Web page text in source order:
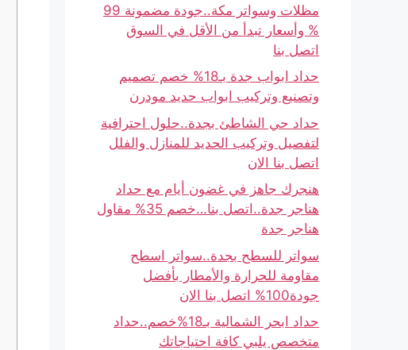
مظلات وسواتر مكة..جودة مضمونة 99
% وأسعار تبدأ من الأقل في السوق
اتصل بنا
حداد ابواب جدة بـ18% خصم تصميم
وتصنيع وتركيب ابواب حديد مودرن
حداد حي الشاطئ بجدة..حلول احترافية
لتفصيل وتركيب الحديد للمنازل والفلل
اتصل بنا الان
هنجرك جاهز في غضون أيام مع حداد
هناجر جدة..اتصل بنا…خصم 35% مقاول
هناجر جدة
سواتر للسطح بجدة..سواتر اسطح
مقاومة للحرارة والأمطار بأفضل
جودة100% اتصل بنا الان
حداد ابحر الشمالية بـ18%خصم..حداد
متخصص يلبي كافة احتياجاتك